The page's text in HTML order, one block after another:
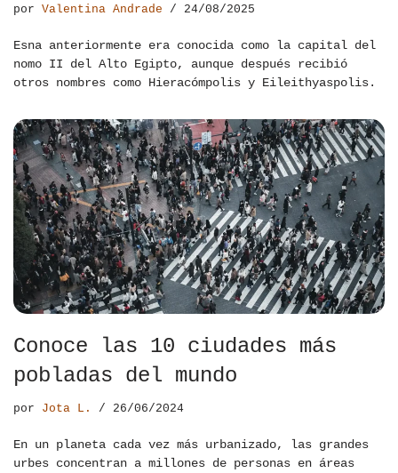
por Valentina Andrade 24/08/2025
Esna anteriormente era conocida como la capital del
nomo II del Alto Egipto, aunque después recibió
otros nombres como Hieracómpolis y Eileithyaspolis.
Conoce las 10 ciudades más
pobladas del mundo
por Jota L. 26/06/2024
En un planeta cada vez más urbanizado, las grandes
urbes concentran a millones de personas en áreas